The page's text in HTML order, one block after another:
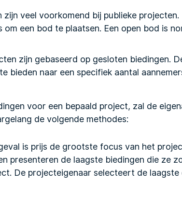
zijn veel voorkomend bij publieke
om een bod te plaatsen. Een open bod is
zijn gebaseerd op gesloten biedingen.
bieden naar een specifiek aantal
voor een bepaald project, zal de
de volgende methodes:
is prijs de grootste focus van het
presenteren de laagste biedingen die ze
De projecteigenaar selecteert de